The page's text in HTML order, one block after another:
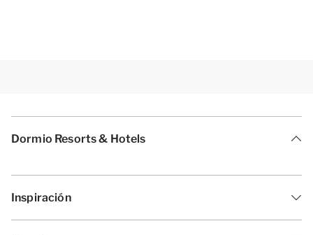
Dormio Resorts & Hotels
Inspiración